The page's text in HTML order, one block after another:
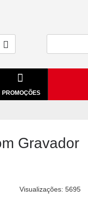
PROMOÇÕES
Gravador
Visualizações: 5695